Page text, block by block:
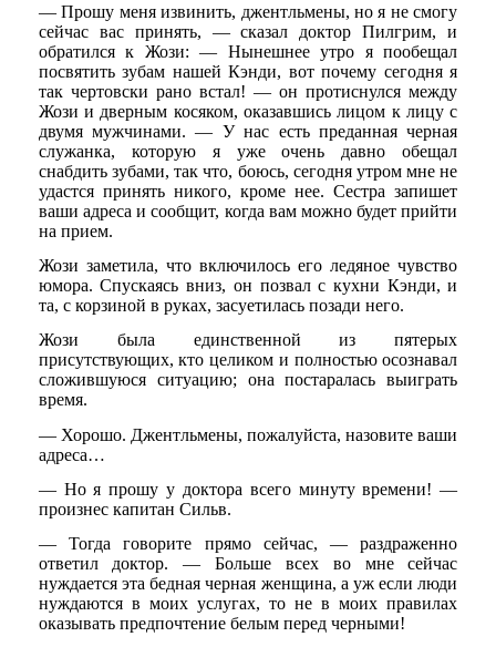
— Прошу меня извинить, джентльмены, но я не смогу
сейчас вас принять, — сказал доктор Пилгрим, и
обратился к Жози: — Нынешнее утро я пообещал
посвятить зубам нашей Кэнди, вот почему сегодня я
так чертовски рано встал! — он протиснулся между
Жози и дверным косяком, оказавшись лицом к лицу с
двумя мужчинами. — У нас есть преданная черная
служанка, которую я уже очень давно обещал
снабдить зубами, так что, боюсь, сегодня утром мне не
удастся принять никого, кроме нее. Сестра запишет
ваши адреса и сообщит, когда вам можно будет прийти
на прием.
Жози заметила, что включилось его ледяное чувство
юмора. Спускаясь вниз, он позвал с кухни Кэнди, и
та, с корзиной в руках, засуетилась позади него.
Жози была единственной из пятерых
присутствующих, кто целиком и полностью осознавал
сложившуюся ситуацию; она постаралась выиграть
время.
— Хорошо. Джентльмены, пожалуйста, назовите ваши
адреса…
— Но я прошу у доктора всего минуту времени! —
произнес капитан Сильв.
— Тогда говорите прямо сейчас, — раздраженно
ответил доктор. — Больше всех во мне сейчас
нуждается эта бедная черная женщина, а уж если люди
нуждаются в моих услугах, то не в моих правилах
оказывать предпочтение белым перед черными!